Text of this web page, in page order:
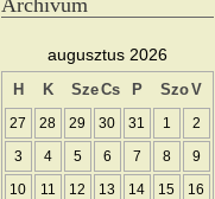
augusztus 2026
H K SzeCs P SzoV
27 28 29 30 31 1 2
3 4 5 6 7 8 9
10 11 12 13 14 15 16